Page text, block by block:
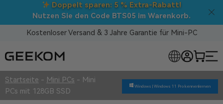
Doppelt sparen: 5 % Extra-Rabatt!
Nutzen Sie den Code BTS05 im Warenkorb.
Kostenloser Versand & 3 Jahre Garantie für Mini-PC
Startseite - Mini PCs - Mini
PCs mit 128GB SSD
Windows | Windows 11 Pro kennenlernen
MINI-PCS